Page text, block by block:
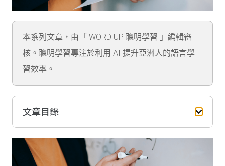
本系列文章，由「 WORD UP 聰明學習 」編輯審
核。聰明學習專注於利用 AI 提升亞洲人的語言學
習效率。
文章目錄